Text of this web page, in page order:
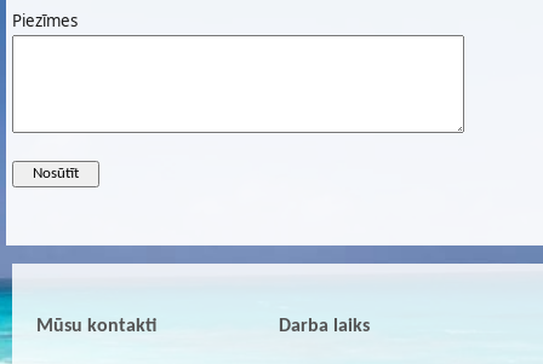
Piezīmes
Mūsu kontakti Darba laiks